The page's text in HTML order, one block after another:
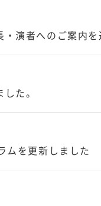
演者へのご案内を
た。
ムを更新しました